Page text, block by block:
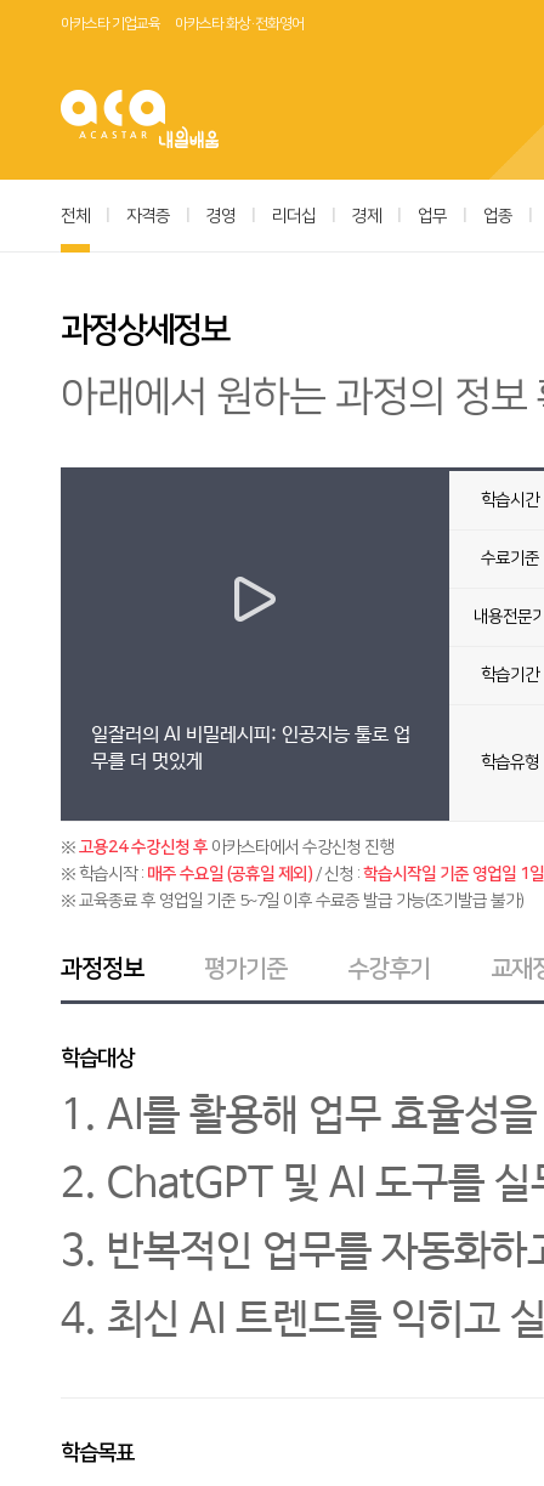
아카스타 기업교육 아카스타 화상·전화영어
전체 자격증 경영 리더십 경제 업무 업종
과정상세정보
아래에서 원하는 과정의 정
일잘러의 AI 비밀레시피: 인공지능 툴로 업
무를 더 멋있게
학습시간
수료기준
내용전문
학습기간
학습유형
※고용24 수강신청 후 아카스타에서 수강신청 진행
※ 학습시작 : 매주 수요일 (공휴일 제외) / 신청 :학습시작일 기준 영업일 1
※ 교육종료 후 영업일 기준 5~7일 이후 수료증 발급 가능(조기발급 불가)
과정정보 평가기준 수강후기 교재
학습대상
1. AI를 활용해 업무 효율성
2. ChatGPT 및 AI 도구를 실
3. 반복적인 업무를 자동화
4. 최신 AI 트렌드를 익히고
학습목표